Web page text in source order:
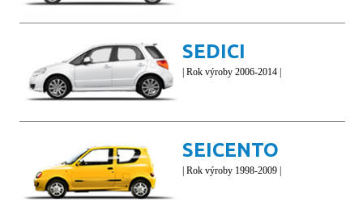
SEDICI
| Rok výroby 2006-2014 |
SEICENTO
| Rok výroby 1998-2009 |